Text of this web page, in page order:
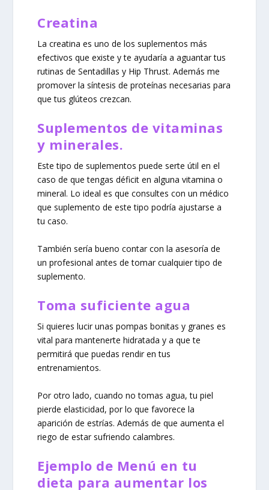
Creatina
La creatina es uno de los suplementos más
efectivos que existe y te ayudaría a aguantar tus
rutinas de Sentadillas y Hip Thrust. Además me
promover la síntesis de proteínas necesarias para
que tus glúteos crezcan.
Suplementos de vitaminas
y minerales.
Este tipo de suplementos puede serte útil en el
caso de que tengas déficit en alguna vitamina o
mineral. Lo ideal es que consultes con un médico
que suplemento de este tipo podría ajustarse a
tu caso.
También sería bueno contar con la asesoría de
un profesional antes de tomar cualquier tipo de
suplemento.
Toma suficiente agua
Si quieres lucir unas pompas bonitas y granes es
vital para mantenerte hidratada y a que te
permitirá que puedas rendir en tus
entrenamientos.
Por otro lado, cuando no tomas agua, tu piel
pierde elasticidad, por lo que favorece la
aparición de estrías. Además de que aumenta el
riego de estar sufriendo calambres.
Ejemplo de Menú en tu
dieta para aumentar los